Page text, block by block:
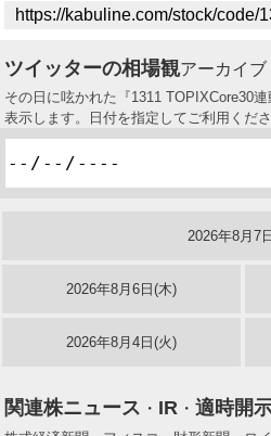
ツイッターの相場観アーカイブ
その日に呟かれた『1311 TOPIXCore30
表示します。日付を指定してご利用くださ
2026年8月7
2026年8月6日(木)
2026年8月4日(火)
関連株ニュース ・ IR ・ 適時開